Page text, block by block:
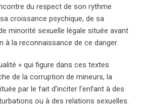
du respect de son rythme
croissance psychique, de sa
minorité sexuelle légale située avant
à la reconnaissance de ce danger.
» qui figure dans ces textes
de la corruption de mineurs, la
par le fait d’inciter l’enfant à des
ou à des relations sexuelles.